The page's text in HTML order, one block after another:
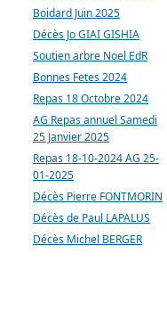
Boidard Juin 2025
Décès Jo GIAI GISHIA
Soutien arbre Noel EdR
Bonnes Fetes 2024
Repas 18 Octobre 2024
AG Repas annuel Samedi
25 Janvier 2025
Repas 18-10-2024 AG 25-
01-2025
Décès Pierre FONTMORIN
Décès de Paul LAPALUS
Décès Michel BERGER